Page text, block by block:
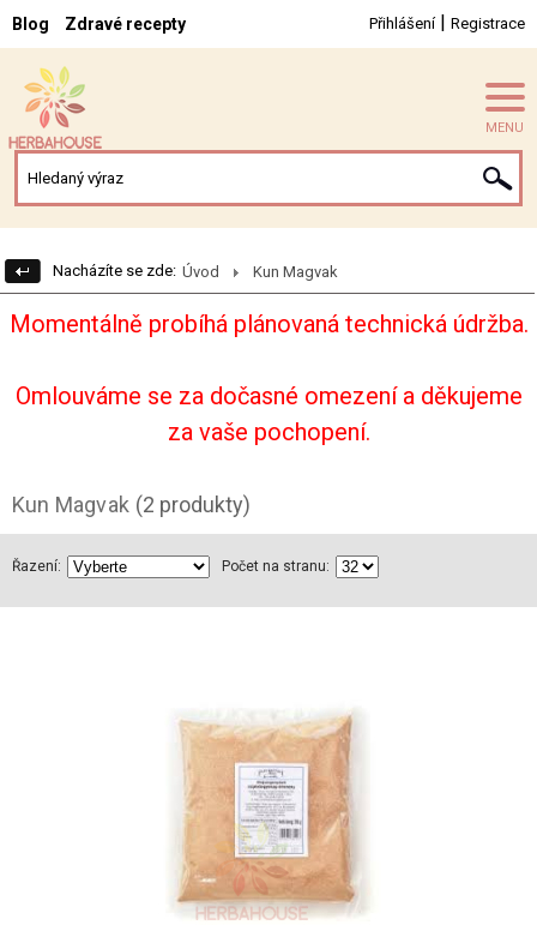
Blog Zdravé recepty Přihlášení| Registrace
MENU
Nacházíte se zde: Úvod Kun Magvak
Momentálně probíhá plánovaná technická údržba.
Omlouváme se za dočasné omezení a děkujeme
za vaše pochopení.
Kun Magvak (2 produkty)
Řazení: Počet na stranu: